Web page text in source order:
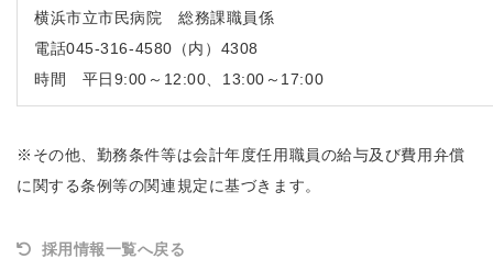
横浜市立市民病院 総務課職員係
電話045-316-4580（内）4308
時間 平日9:00～12:00、13:00～17:00
※その他、勤務条件等は会計年度任用職員の給与及び費用弁償
に関する条例等の関連規定に基づきます。
採用情報一覧へ戻る